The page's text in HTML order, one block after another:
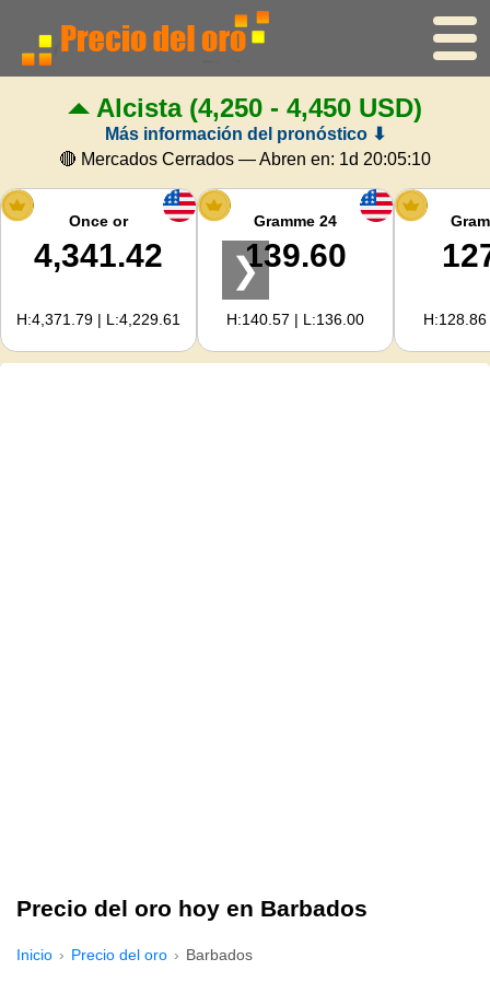
Inicio
Precio del oro
Precio de la plata
Calculadora de oro
Para Webmasters
Alcista(4,250 - 4,450 USD)
Más información del pronóstico ⬇
🔴 Mercados Cerrados — Abren en: 1d 20:05:09
Once or
4,341.42
H:4,371.79 | L:4,229.61
Gramme 24
139.60
H:140.57 | L:136.00
❯
Precio del oro hoy en Barbados
Inicio Precio del oro Barbados